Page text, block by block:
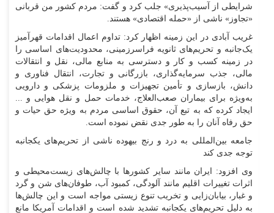
شرایطی از آسیب‌پذیری» جلب کرد و گفت: مردم کشور من قربانی
«تجاوز» ناشی از «حمله اقتصادی» هستند.
غریب آبادی در این زمینه اظهار کرد: تداوم اعمال اقدامات قهرآمیز
یک‌جانبه و تحریم‌های ثانویه فراسرزمینی، محدودیت‌های اساسی را
در زمینه کسب و کار و دسترسی به منابع مالی، نقل و انتقالات
مالی، جذب سرمایه‌گذاری، بازرگانی و تجارت، انتقال فناوری و
دانش، بازسازی و تأمین تجهیزات و ملزومات پزشکی و دارویی
به‌ویژه برای بیماران صعب‌العلاج، خدمات حمل و نقل هوایی و ...
ایجاد کرده که به تبع آن، حقوق اساسی مردم به ویژه حق حیات و
حق رفاه آنان را به طور جدی نقض نموده است.
جامعه بین‌المللی به درد و رنج بیهوده ناشی از تحریم‌های یکجانبه
توجه جدی کند
وی افزود: ایران مانند سایر کشور‌ها با چالش‌های زیست‌محیطی و
اثرات تغییرات اقلیم مانند آلودگی، کمبود آب، طوفان‌های شن و گرد
و غبار، بیابان‌زایی و تخریب تنوع زیستی مواجه است و این چالش‌ها
به دلیل تحریم‌های یکجانبه تشدید شده است و اقدامات آمریکا مانع